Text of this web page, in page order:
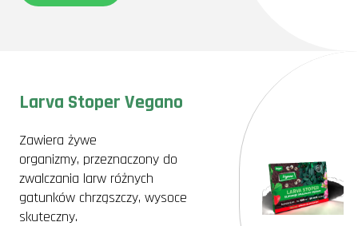
Larva Stoper Vegano
Zawiera żywe
organizmy, przeznaczony do
zwalczania larw różnych
gatunków chrząszczy, wysoce
skuteczny.